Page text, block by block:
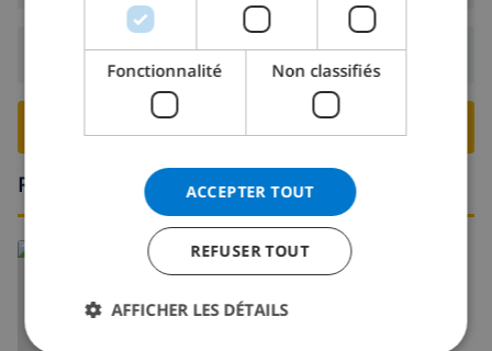
Départ:Avant: 10:00
Région
En savoir plus sur:
Espagne>Costa Brava>Pals
Fonctionnalité Non classifiés
ACCEPTER TOUT
REFUSER TOUT
AFFICHER LES DÉTAILS